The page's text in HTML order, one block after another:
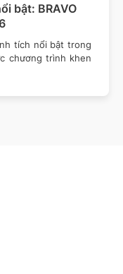
bật: BRAVO
tích nổi bật trong
chương trình khen